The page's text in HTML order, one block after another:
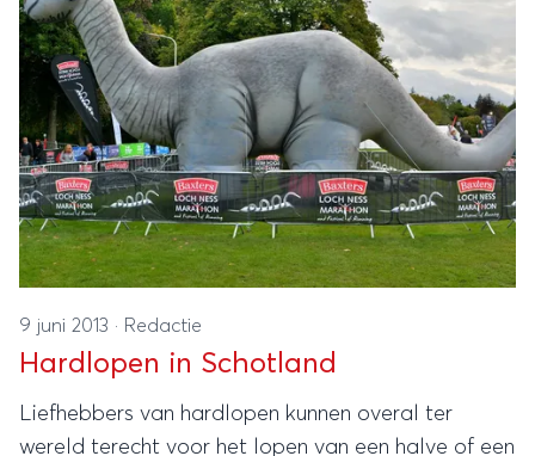
9 juni 2013 · Redactie
Hardlopen in Schotland
Liefhebbers van hardlopen kunnen overal ter
wereld terecht voor het lopen van een halve of een